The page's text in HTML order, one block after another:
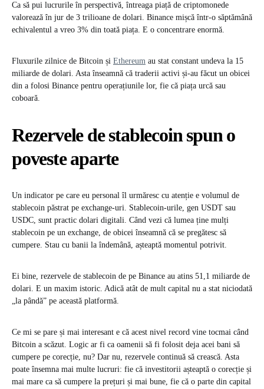
Ca să pui lucrurile în perspectivă, întreaga piață de criptomonede
valorează în jur de 3 trilioane de dolari. Binance mișcă într-o săptămână
echivalentul a vreo 3% din toată piața. E o concentrare enormă.
Fluxurile zilnice de Bitcoin și Ethereum au stat constant undeva la 15
miliarde de dolari. Asta înseamnă că traderii activi și-au făcut un obicei
din a folosi Binance pentru operațiunile lor, fie că piața urcă sau
coboară.
Rezervele de stablecoin spun o
poveste aparte
Un indicator pe care eu personal îl urmăresc cu atenție e volumul de
stablecoin păstrat pe exchange-uri. Stablecoin-urile, gen USDT sau
USDC, sunt practic dolari digitali. Când vezi că lumea ține mulți
stablecoin pe un exchange, de obicei înseamnă că se pregătesc să
cumpere. Stau cu banii la îndemână, așteaptă momentul potrivit.
Ei bine, rezervele de stablecoin de pe Binance au atins 51,1 miliarde de
dolari. E un maxim istoric. Adică atât de mult capital nu a stat niciodată
„la pândă” pe această platformă.
Ce mi se pare și mai interesant e că acest nivel record vine tocmai când
Bitcoin a scăzut. Logic ar fi ca oamenii să fi folosit deja acei bani să
cumpere pe corecție, nu? Dar nu, rezervele continuă să crească. Asta
poate însemna mai multe lucruri: fie că investitorii așteaptă o corecție și
mai mare ca să cumpere la prețuri și mai bune, fie că o parte din capital